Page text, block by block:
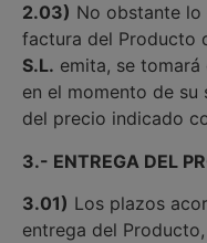
2.03) No obstante lo
factura del Producto
S.L. emita, se
en el momento de su
del precio indicado
3.- ENTREGA DEL
3.01) Los plazos
entrega del